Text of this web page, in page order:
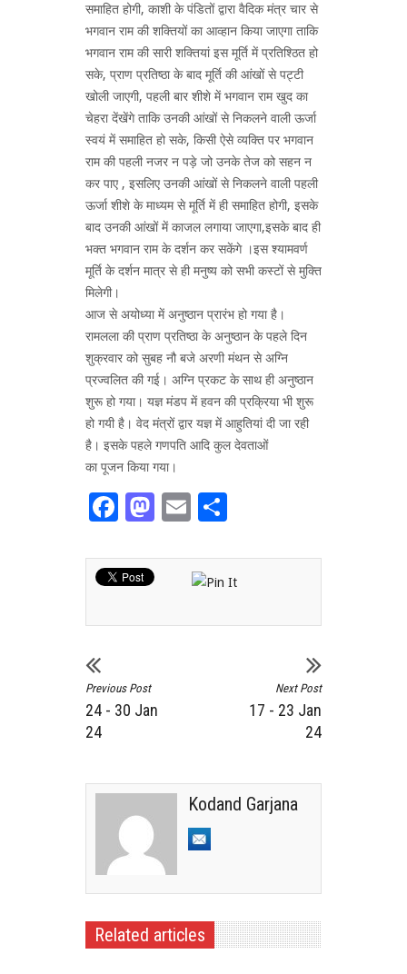
समाहित होगी, काशी के पंडितों द्वारा वैदिक मंत्र चार से
भगवान राम की शक्तियों का आव्हान किया जाएगा ताकि
भगवान राम की सारी शक्तियां इस मूर्ति में प्रतिश्ठित हो
सके, प्राण प्रतिष्ठा के बाद मूर्ति की आंखों से पट्टी
खोली जाएगी, पहली बार शीशे में भगवान राम खुद का
चेहरा देंखेंगे ताकि उनकी आंखों से निकलने वाली ऊर्जा
स्वयं में समाहित हो सके, किसी ऐसे व्यक्ति पर भगवान
राम की पहली नजर न पड़े जो उनके तेज को सहन न
कर पाए , इसलिए उनकी आंखों से निकलने वाली पहली
ऊर्जा शीशे के माध्यम से मूर्ति में ही समाहित होगी, इसके
बाद उनकी आंखों में काजल लगाया जाएगा,इसके बाद ही
भक्त भगवान राम के दर्शन कर सकेंगे ।इस श्यामवर्ण
मूर्ति के दर्शन मात्र से ही मनुष्य को सभी कस्टों से मुक्ति
मिलेगी।
आज से अयोध्या में अनुष्ठान प्रारंभ हो गया है।
रामलला की प्राण प्रतिष्ठा के अनुष्ठान के पहले दिन
शुक्रवार को सुबह नौ बजे अरणी मंथन से अग्नि
प्रज्वलित की गई। अग्नि प्रकट के साथ ही अनुष्ठान
शुरू हो गया। यज्ञ मंडप में हवन की प्रक्रिया भी शुरू
हो गयी है। वेद मंत्रों द्वार यज्ञ में आहुतियां दी जा रही
है। इसके पहले गणपति आदि कुल देवताओं
का पूजन किया गया।
Facebook
Mastodon
Email
Previous Post
24 - 30 Jan
24
Next Post
17 - 23 Jan
24
Kodand Garjana
Related articles